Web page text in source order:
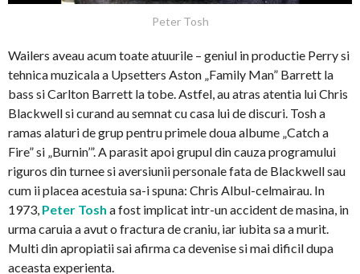
Peter Tosh
Wailers aveau acum toate atuurile – geniul in productie Perry si
tehnica muzicala a Upsetters Aston „Family Man” Barrett la
bass si Carlton Barrett la tobe. Astfel, au atras atentia lui Chris
Blackwell si curand au semnat cu casa lui de discuri. Tosh a
ramas alaturi de grup pentru primele doua albume „Catch a
Fire” si „Burnin’”. A parasit apoi grupul din cauza programului
riguros din turnee si aversiunii personale fata de Blackwell sau
cum ii placea acestuia sa-i spuna: Chris Albul-celmairau. In
1973, Peter Tosh a fost implicat intr-un accident de masina, in
urma caruia a avut o fractura de craniu, iar iubita sa a murit.
Multi din apropiatii sai afirma ca devenise si mai dificil dupa
aceasta experienta.